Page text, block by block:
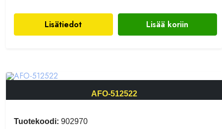
Lisätiedot Lisää koriin
AFO-512522
Tuotekoodi: 902970